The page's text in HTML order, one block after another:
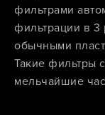
фильтрами
фильтрации в
обычными
Такие фильтры
мельчайшие